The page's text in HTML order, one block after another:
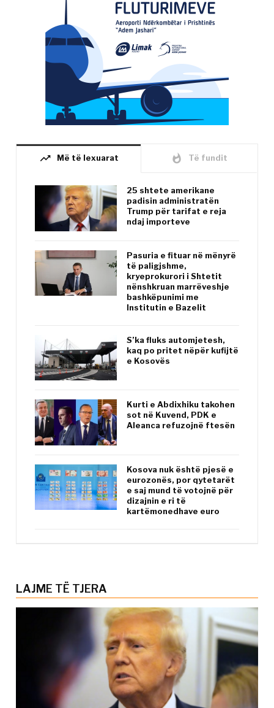
trending_up Më të lexuarat whatshot Të fundit
25 shtete amerikane
padisin administratën
Trump për tarifat e reja
ndaj importeve
Pasuria e fituar në mënyrë
të paligjshme,
kryeprokurori i Shtetit
nënshkruan marrëveshje
bashkëpunimi me
Institutin e Bazelit
S’ka fluks automjetesh,
kaq po pritet nëpër kufijtë
e Kosovës
Kurti e Abdixhiku takohen
sot në Kuvend, PDK e
Aleanca refuzojnë ftesën
Kosova nuk është pjesë e
eurozonës, por qytetarët
e saj mund të votojnë për
dizajnin e ri të
kartëmonedhave euro
LAJME TË TJERA